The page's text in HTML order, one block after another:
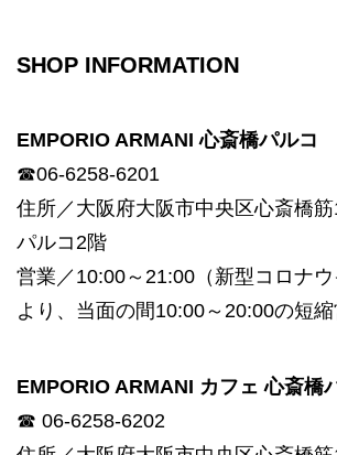
SHOP INFORMATION
EMPORIO ARMANI 心斎橋パルコ
☎06-6258-6201
住所／大阪府大阪市中央区心斎橋
パルコ2階
営業／10:00～21:00（新型コロナ
より、当面の間10:00～20:00の短縮
EMPORIO ARMANI カフェ 心斎橋
☎ 06-6258-6202